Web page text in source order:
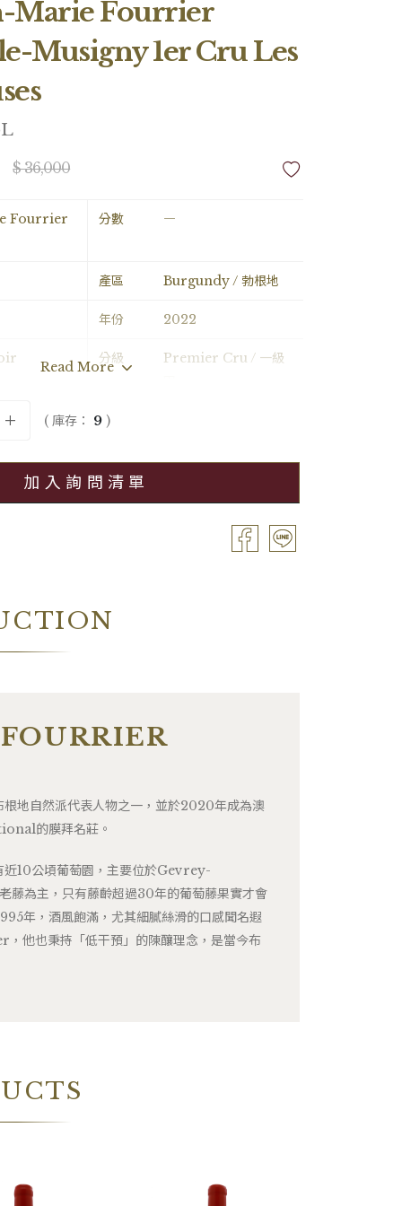
Marie Fourrier
Musigny 1er Cru Les
$ 36,000
Fourrier 分數 ―
產區 Burgundy / 勃根地
年份 2022
分級
Premier Cru / 一級
/ 0.75L 酒精濃度
備註 ―
Read More
( 庫存： 9 )
加入詢問清單
自然派代表人物之一，並於2020年成為澳
的膜拜名莊。
10公頃葡萄園，主要位於Gevrey-
為主，只有藤齡超過30年的葡萄藤果實才會
年，酒風飽滿，尤其細膩絲滑的口感聞名遐
他也秉持「低干預」的陳釀理念，是當今布